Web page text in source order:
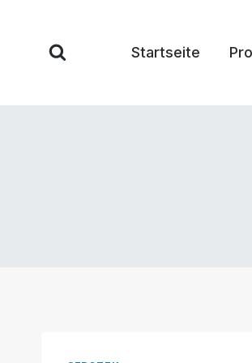
springen
Startseite